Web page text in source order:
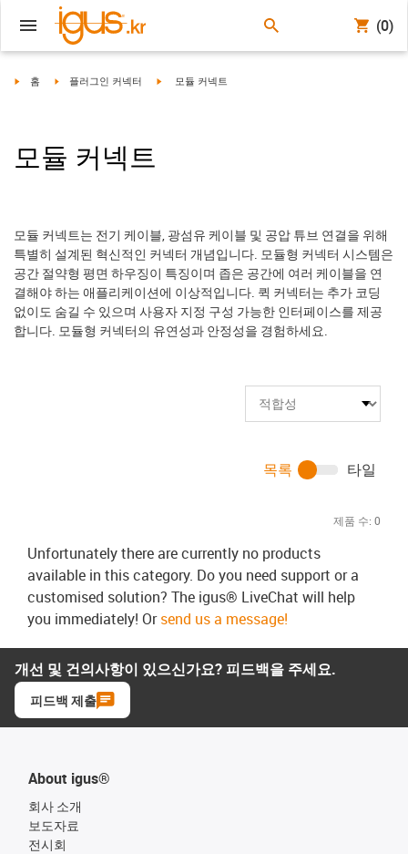
(0)
igus-icon-arrow-right
홈 igus-icon-arrow-right
플러그인 커넥터 igus-icon-arrow-right
모듈 커넥트
모듈 커넥트
모듈 커넥트는 전기 케이블, 광섬유 케이블 및 공압 튜브 연결을 위해
특별히 설계된 혁신적인 커넥터 개념입니다. 모듈형 커넥터 시스템은
공간 절약형 평면 하우징이 특징이며 좁은 공간에 여러 케이블을 연
결해야 하는 애플리케이션에 이상적입니다. 퀵 커넥터는 추가 코딩
없이도 숨길 수 있으며 사용자 지정 구성 가능한 인터페이스를 제공
합니다. 모듈형 커넥터의 유연성과 안정성을 경험하세요.
제품 수: 0
목록 타일
Unfortunately there are currently no products
available in this category. Do you need support or a
customised solution? The igus® LiveChat will help
you immediately! Orsend us a message!
개선 및 건의사항이 있으신가요? 피드백을 주세요.
피드백 제출
About igus®
회사 소개
보도자료
전시회